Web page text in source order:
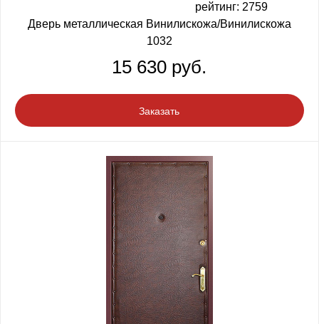
рейтинг: 2759
Дверь металлическая Винилискожа/Винилискожа
1032
15 630 руб.
Заказать